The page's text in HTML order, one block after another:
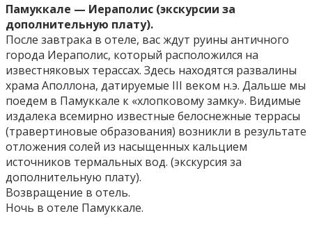
Памуккале — Иераполис (экскурсии за
дополнительную плату).
После завтрака в отеле, вас ждут руины античного
города Иераполис, который расположился на
известняковых терассах. Здесь находятся развалины
храма Аполлона, датируемые III веком н.э. Дальше мы
поедем в Памуккале к «хлопковому замку». Видимые
издалека всемирно известные белоснежные террасы
(травертиновые образования) возникли в результате
отложения солей из насыщенных кальцием
источников термальных вод. (экскурсия за
дополнительную плату).
Возвращение в отель.
Ночь в отеле Памуккале.